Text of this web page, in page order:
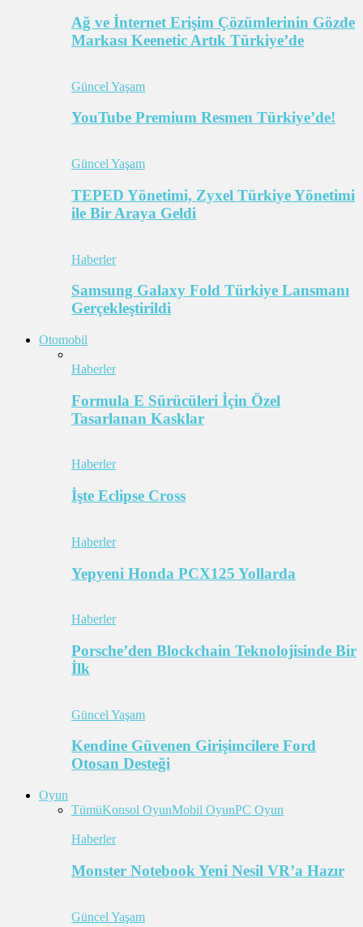
Ağ ve İnternet Erişim Çözümlerinin Gözde
Markası Keenetic Artık Türkiye’de
Güncel Yaşam
YouTube Premium Resmen Türkiye’de!
Güncel Yaşam
TEPED Yönetimi, Zyxel Türkiye Yönetimi
ile Bir Araya Geldi
Haberler
Samsung Galaxy Fold Türkiye Lansmanı
Gerçekleştirildi
Otomobil
Haberler
Formula E Sürücüleri İçin Özel
Tasarlanan Kasklar
Haberler
İşte Eclipse Cross
Haberler
Yepyeni Honda PCX125 Yollarda
Haberler
Porsche’den Blockchain Teknolojisinde Bir
İlk
Güncel Yaşam
Kendine Güvenen Girişimcilere Ford
Otosan Desteği
Oyun
TümüKonsol OyunMobil OyunPC Oyun
Haberler
Monster Notebook Yeni Nesil VR’a Hazır
Güncel Yaşam